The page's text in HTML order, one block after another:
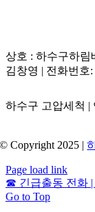
상호 : 하수구하림
김창영 | 전화번호:
하수구 고압세척 |
© Copyright 2025 |
Page load link
☎ 긴급출동 전화 |
Go to Top